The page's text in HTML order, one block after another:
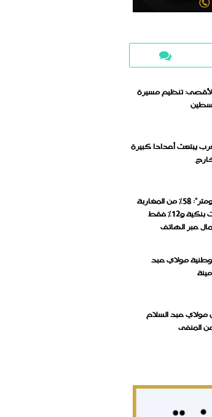
تنظيم مسيرة
يبتعث أعدادا كبيرة
دراسة لـ“أفروبارومتر”: 58٪ من المغاربة
يمتلكون حسابات بنكية و12٪ فقط
عبر الهاتف
مولاي عبد
عبد السلام
المنفى